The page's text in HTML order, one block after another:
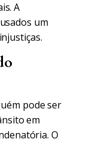
A
um
pode ser
em
O